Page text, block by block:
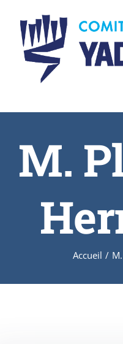
content
M.
Accueil /